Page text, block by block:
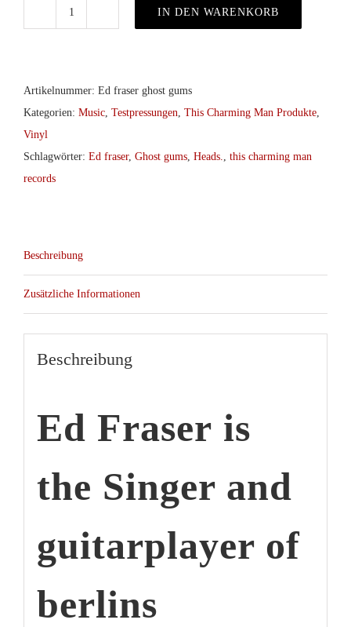
Ghost
Gums
Menge
IN DEN WARENKORB
Artikelnummer: Ed fraser ghost gums
Kategorien: Music Testpressungen This Charming Man Produkte
Vinyl
Schlagwörter: Ed fraser, Ghost gums Heads.
this charming man
records
Beschreibung
Zusätzliche Informationen
Beschreibung
Ed Fraser is
the Singer and
guitarplayer of
berlins